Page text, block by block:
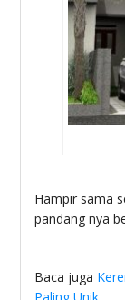
Hampir sama
pandang nya
Baca juga